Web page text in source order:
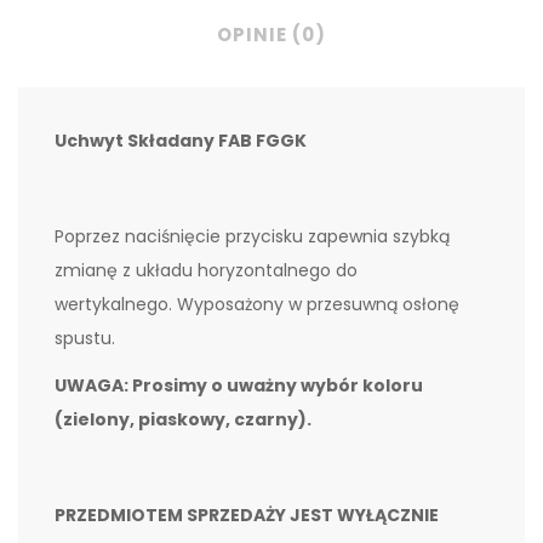
OPINIE (0)
Uchwyt Składany FAB FGGK
Poprzez naciśnięcie przycisku zapewnia szybką
zmianę z układu horyzontalnego do
wertykalnego. Wyposażony w przesuwną osłonę
spustu.
UWAGA: Prosimy o uważny wybór koloru
(zielony, piaskowy, czarny).
PRZEDMIOTEM SPRZEDAŻY JEST WYŁĄCZNIE